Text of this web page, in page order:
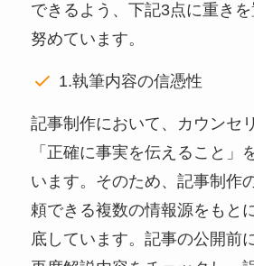
できるよう、下記3点に重き
努めています。
1.執筆内容の信憑性
記事制作において、カウンセ
「正確に事実を伝えること」
います。そのため、記事制作
頼できる複数の情報源をもと
底しています。記事の公開前